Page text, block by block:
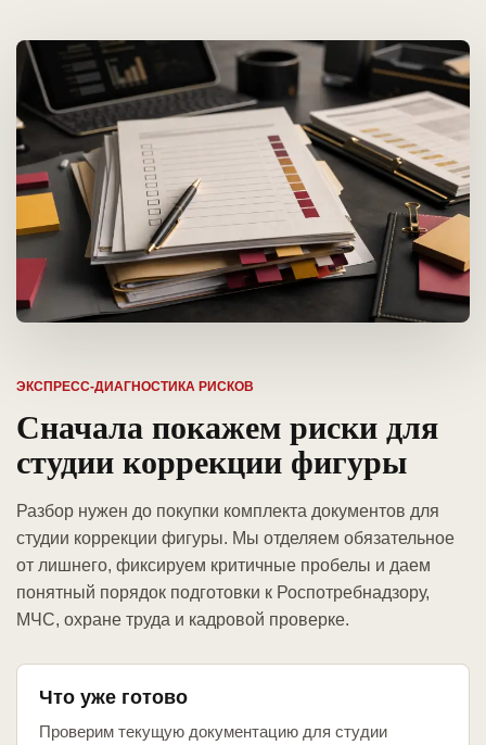
ЭКСПРЕСС-ДИАГНОСТИКА РИСКОВ
Сначала покажем риски для
студии коррекции фигуры
Разбор нужен до покупки комплекта документов для
студии коррекции фигуры. Мы отделяем обязательное
от лишнего, фиксируем критичные пробелы и даем
понятный порядок подготовки к Роспотребнадзору,
МЧС, охране труда и кадровой проверке.
Что уже готово
Проверим текущую документацию для студии